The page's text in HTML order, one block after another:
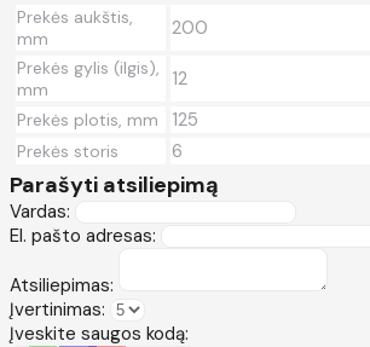
Prekės aukštis,
mm
200
Prekės gylis (ilgis),
mm
12
Prekės plotis, mm 125
Prekės storis 6
Parašyti atsiliepimą
Vardas:
El. pašto adresas:
Atsiliepimas:
Įvertinimas:
Įveskite saugos kodą: